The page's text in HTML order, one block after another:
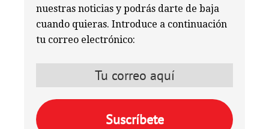
nuestras noticias y podrás darte de baja
cuando quieras. Introduce a continuación
tu correo electrónico: